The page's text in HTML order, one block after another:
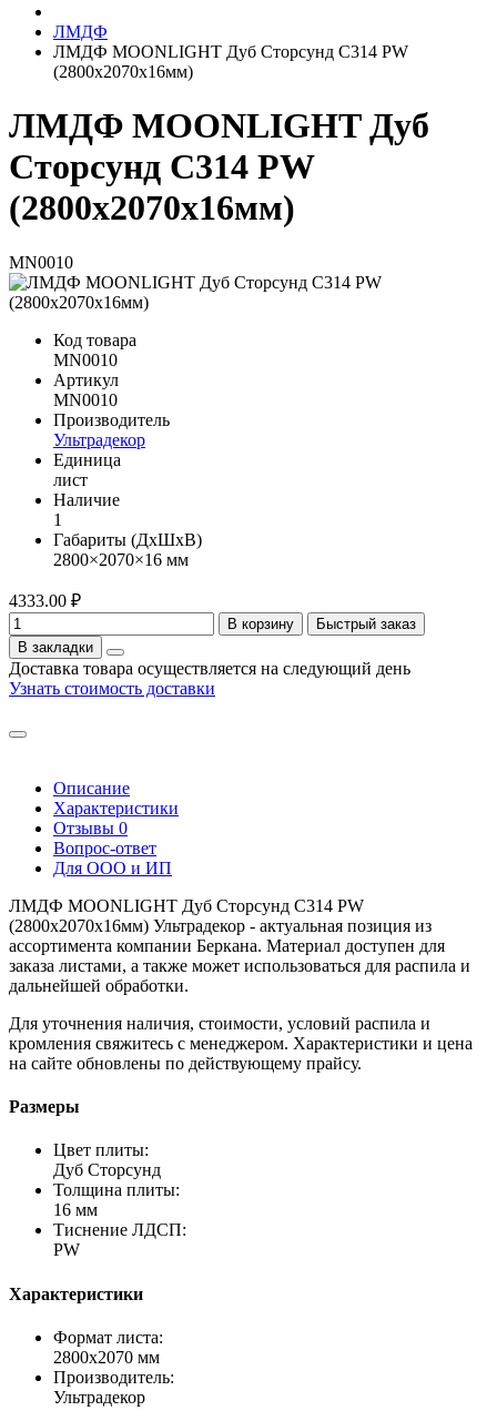
ЛМДФ
ЛМДФ MOONLIGHT Дуб Сторсунд C314 PW
(2800х2070х16мм)
ЛМДФ MOONLIGHT Дуб
Сторсунд C314 PW
(2800х2070х16мм)
MN0010
Код товара
MN0010
Артикул
MN0010
Производитель
Ультрадекор
Единица
лист
Наличие
1
Габариты (ДхШхВ)
2800×2070×16 мм
4333.00 ₽
В корзину
Быстрый заказ
В закладки
Доставка товара осуществляется на следующий день
Узнать стоимость доставки
Описание
Характеристики
Отзывы 0
Вопрос-ответ
Для ООО и ИП
ЛМДФ MOONLIGHT Дуб Сторсунд C314 PW
(2800х2070х16мм) Ультрадекор - актуальная позиция из
ассортимента компании Беркана. Материал доступен для
заказа листами, а также может использоваться для распила и
дальнейшей обработки.
Для уточнения наличия, стоимости, условий распила и
кромления свяжитесь с менеджером. Характеристики и цена
на сайте обновлены по действующему прайсу.
Размеры
Цвет плиты:
Дуб Сторсунд
Толщина плиты:
16 мм
Тиснение ЛДСП:
PW
Характеристики
Формат листа:
2800х2070 мм
Производитель:
Ультрадекор